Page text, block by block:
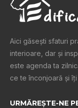
Aici găsești sfaturi
interioare, dar și
este agenda ta
ce te înconjoară şi
URMĂREȘTE-NE